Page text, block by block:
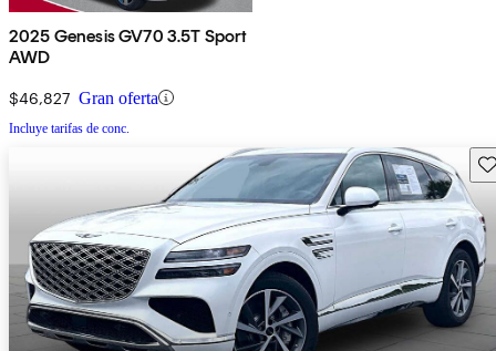
2025 Genesis GV70 3.5T Sport
AWD
$46,827 Gran oferta
Incluye tarifas de conc.